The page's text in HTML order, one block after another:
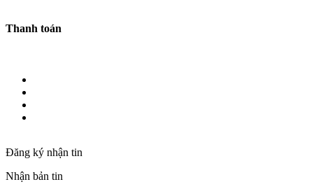
Thanh toán
Đăng ký nhận tin
Nhận bản tin